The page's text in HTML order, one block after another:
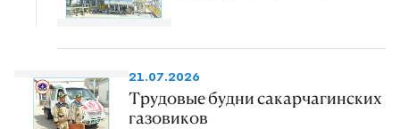
21.07.2026
Трудовые будни сакарчагинских
газовиков